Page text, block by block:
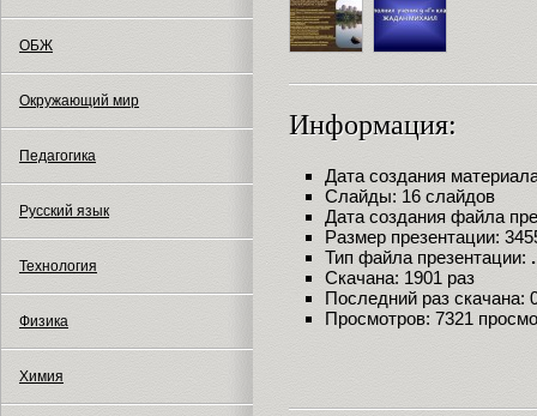
ОБЖ
Окружающий мир
Педагогика
Русский язык
Технология
Физика
Химия
Информация:
Дата создания
Слайды: 16 слайдов
Дата создания файла
Размер презентации:
Тип файла презентации:
Скачана: 1901 раз
Последний раз скачана:
Просмотров: 7321